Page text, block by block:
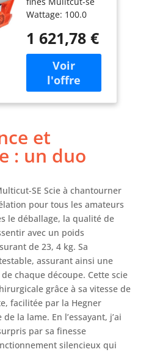
chantourner
Wattage: 100.0
de source
d'alimentation:
Câble électrique
1 621,78 €
et
: un duo
SE Scie à chantourner
pour tous les amateurs
le déballage, la qualité de
avec un poids
de 23, 4 kg. Sa
assurant ainsi une
chaque découpe. Cette scie
grâce à sa vitesse de
facilitée par la Hegner
la lame. En l’essayant, j’ai
par sa finesse
silencieux qui